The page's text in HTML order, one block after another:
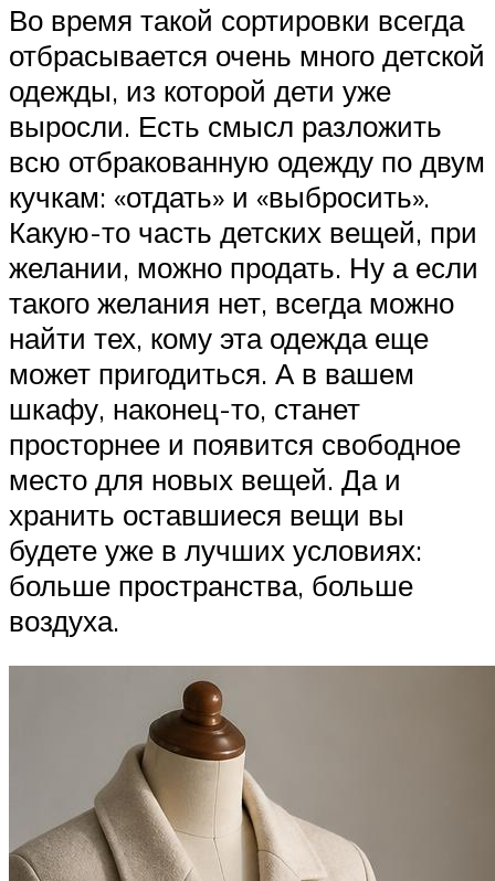
Во время такой сортировки всегда
отбрасывается очень много детской
одежды, из которой дети уже
выросли. Есть смысл разложить
всю отбракованную одежду по двум
кучкам: «отдать» и «выбросить».
Какую-то часть детских вещей, при
желании, можно продать. Ну а если
такого желания нет, всегда можно
найти тех, кому эта одежда еще
может пригодиться. А в вашем
шкафу, наконец-то, станет
просторнее и появится свободное
место для новых вещей. Да и
хранить оставшиеся вещи вы
будете уже в лучших условиях:
больше пространства, больше
воздуха.